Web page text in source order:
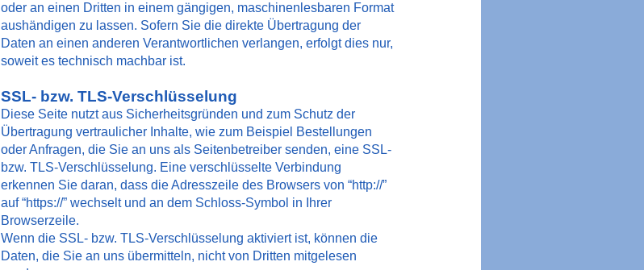
oder an einen Dritten in einem gängigen, maschinenlesbaren Format
aushändigen zu lassen. Sofern Sie die direkte Übertragung der
Daten an einen anderen Verantwortlichen verlangen, erfolgt dies nur,
soweit es technisch machbar ist.
SSL- bzw. TLS-Verschlüsselung
Diese Seite nutzt aus Sicherheitsgründen und zum Schutz der
Übertragung vertraulicher Inhalte, wie zum Beispiel Bestellungen
oder Anfragen, die Sie an uns als Seitenbetreiber senden, eine SSL-
bzw. TLS-Verschlüsselung. Eine verschlüsselte Verbindung
erkennen Sie daran, dass die Adresszeile des Browsers von “http://”
auf “https://” wechselt und an dem Schloss-Symbol in Ihrer
Browserzeile.
Wenn die SSL- bzw. TLS-Verschlüsselung aktiviert ist, können die
Daten, die Sie an uns übermitteln, nicht von Dritten mitgelesen